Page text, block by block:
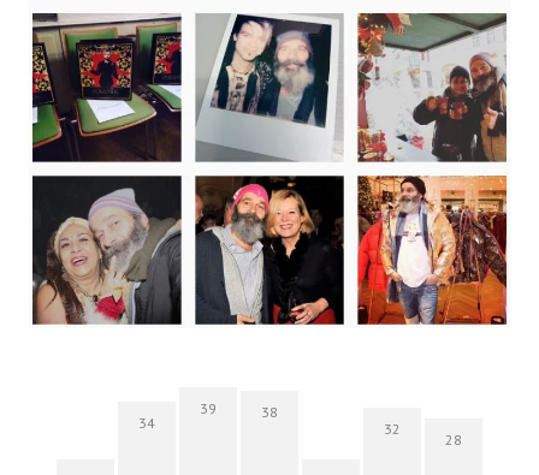
34
39 38
32
28